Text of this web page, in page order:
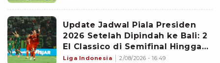
Update Jadwal Piala Presiden
2026 Setelah Dipindah ke Bali: 2
El Classico di Semifinal Hingga
Hadiah Final Ditambah
Liga Indonesia 2/08/2026 - 16:49